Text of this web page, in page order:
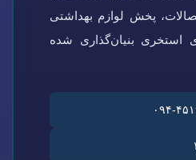
پخش لوازم بهداشتی
استخری بنیان‌گذاری شده